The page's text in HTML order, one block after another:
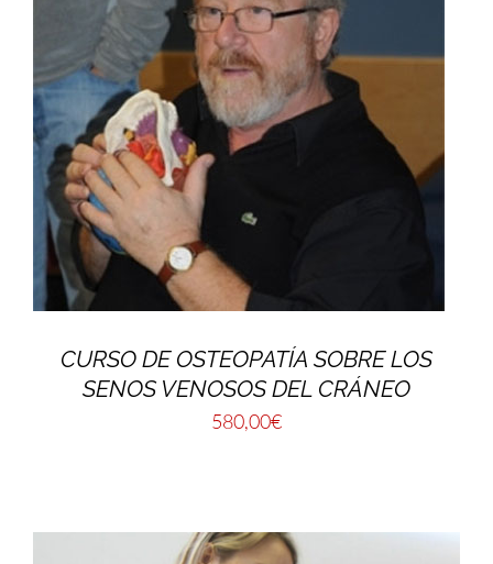
CURSO DE OSTEOPATÍA SOBRE LOS
SENOS VENOSOS DEL CRÁNEO
580,00€